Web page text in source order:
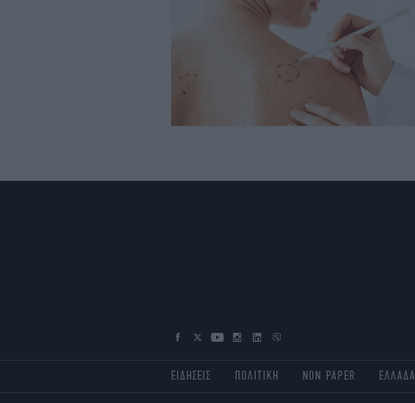
ΕΙΔΗΣΕΙΣ ΠΟΛΙΤΙΚΗ NON PAPER ΕΛΛΑΔΑ